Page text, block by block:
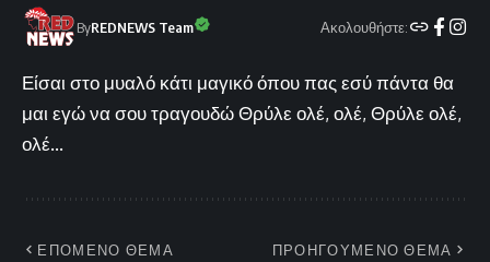
ByREDNEWS Team Ακολουθήστε:
Είσαι στο μυαλό κάτι μαγικό όπου πας εσύ πάντα θα
μαι εγώ να σου τραγουδώ Θρύλε ολέ, ολέ, Θρύλε ολέ,
ολέ...
ΕΠΟΜΕΝΟ ΘΕΜΑ ΠΡΟΗΓΟΥΜΕΝΟ ΘΕΜΑ